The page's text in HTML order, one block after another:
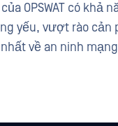
OPSWAT có khả
yếu, vượt rào cản
về an ninh